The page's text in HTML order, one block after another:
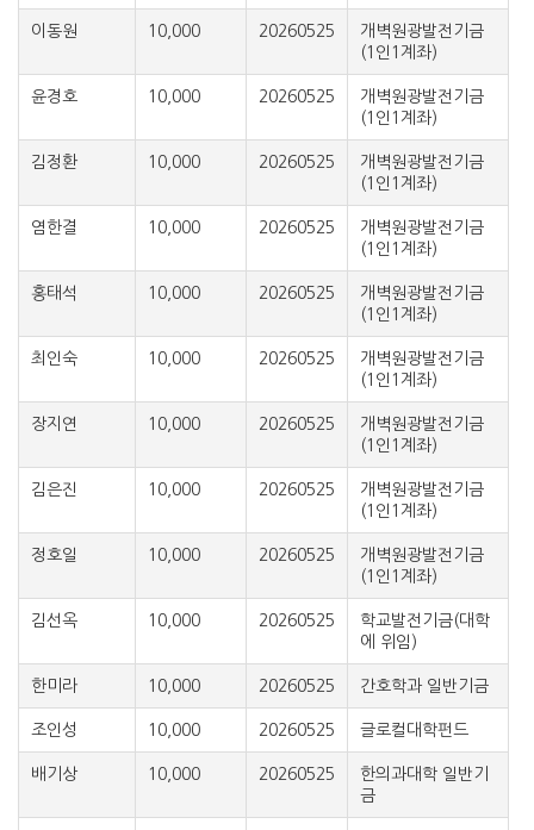
이동원 10,000 20260525
개벽원광발전기금
(1인1계좌)
윤경호 10,000 20260525
개벽원광발전기금
(1인1계좌)
김정환 10,000 20260525
개벽원광발전기금
(1인1계좌)
염한결 10,000 20260525
개벽원광발전기금
(1인1계좌)
홍태석 10,000 20260525
개벽원광발전기금
(1인1계좌)
최인숙 10,000 20260525
개벽원광발전기금
(1인1계좌)
장지연 10,000 20260525
개벽원광발전기금
(1인1계좌)
김은진 10,000 20260525
개벽원광발전기금
(1인1계좌)
정호일 10,000 20260525
개벽원광발전기금
(1인1계좌)
김선옥 10,000 20260525
학교발전기금(대학
에 위임)
한미라 10,000 20260525 간호학과 일반기금
조인성 10,000 20260525 글로컬대학펀드
배기상 10,000 20260525
한의과대학 일반기
금